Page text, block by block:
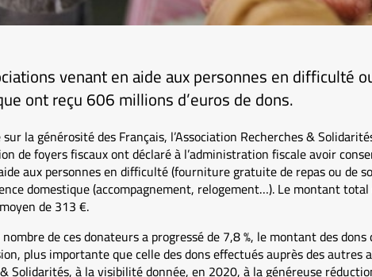
venant en aide aux personnes en difficulté
ont reçu 606 millions d’euros de dons.
la générosité des Français, l’Association Recherches &
de foyers fiscaux ont déclaré à l’administration fiscale avoir
aux personnes en difficulté (fourniture gratuite de repas ou de
domestique (accompagnement, relogement…). Le montant total
de 313 €.
de ces donateurs a progressé de 7,8 %, le montant des dons
plus importante que celle des dons effectués auprès des autres
Solidarités, à la visibilité donnée, en 2020, à la généreuse